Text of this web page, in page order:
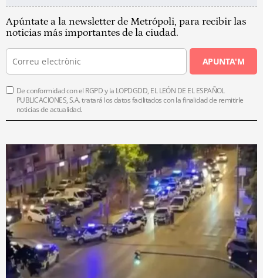
Apúntate a la newsletter de Metrópoli, para recibir las
noticias más importantes de la ciudad.
APUNTA'M
De conformidad con el RGPD y la LOPDGDD, EL LEÓN DE EL ESPAÑOL
PUBLICACIONES, S.A. tratará los datos facilitados con la finalidad de remitirle
noticias de actualidad.